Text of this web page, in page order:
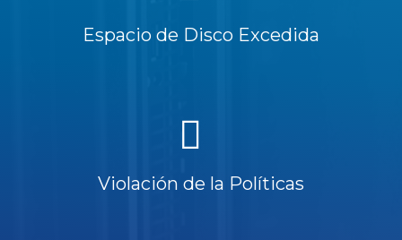
Espacio de Disco Excedida
Violación de la Políticas